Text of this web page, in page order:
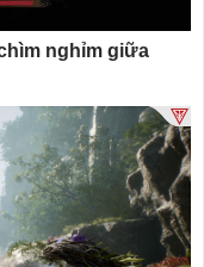
nghỉm giữa